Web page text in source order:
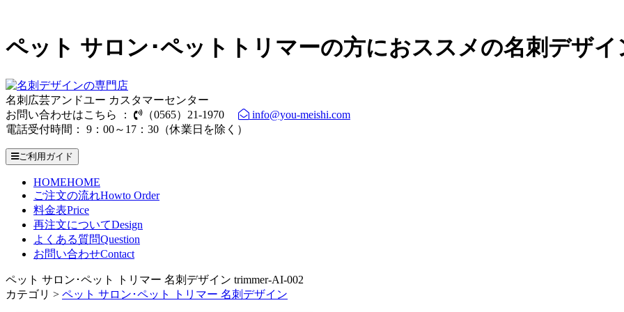
ペット サロン･ペットトリマーの方におススメの名刺デザイ
名刺広芸アンドユー カスタマーセンター
お問い合わせはこちら ：
（0565）21-1970
info@you-meishi.com
電話受付時間： 9：00～17：30（休業日を除く）
ご利用ガイド
HOMEHOME
ご注文の流れHowto Order
料金表Price
再注文についてDesign
よくある質問Question
お問い合わせContact
ペット サロン･ペット トリマー 名刺デザイン trimmer-AI-002
カテゴリ > ペット サロン･ペット トリマー 名刺デザイン